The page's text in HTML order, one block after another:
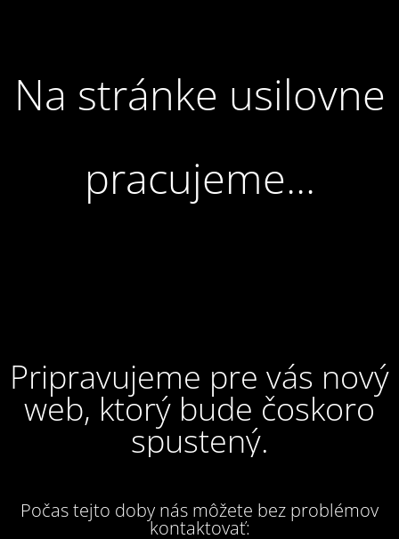
Na stránke usilovne
pracujeme...
Pripravujeme pre vás nový
web, ktorý bude čoskoro
spustený.
Počas tejto doby nás môžete bez problémov
kontaktovať: